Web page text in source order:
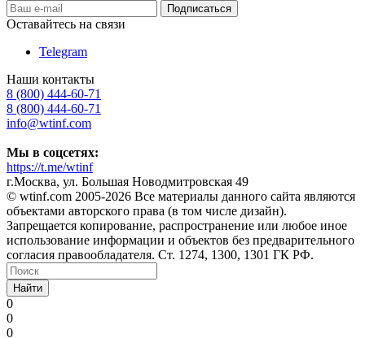
Оставайтесь на связи
Telegram
Наши контакты
8 (800) 444-60-71
8 (800) 444-60-71
info@wtinf.com
Мы в соцсетях:
https://t.me/wtinf
г.Москва, ул. Большая Новодмитровская 49
©️ wtinf.com 2005-2026 Все материалы данного сайта являются
объектами авторского права (в том числе дизайн).
Запрещается копирование, распространение или любое иное
использование информации и объектов без предварительного
согласия правообладателя. Ст. 1274, 1300, 1301 ГК РФ.
Найти
0
0
0